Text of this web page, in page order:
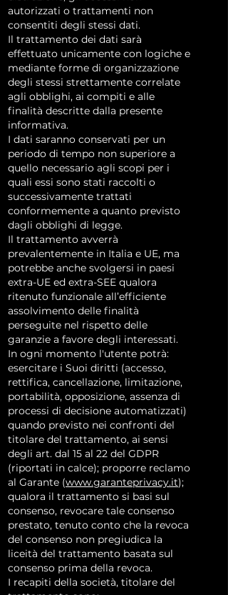
autorizzati o trattamenti non
consentiti degli stessi dati.
Il trattamento dei dati sarà
effettuato unicamente con logiche e
mediante forme di organizzazione
degli stessi strettamente correlate
agli obblighi, ai compiti e alle
finalità descritte dalla presente
informativa.
I dati saranno conservati per un
periodo di tempo non superiore a
quello necessario agli scopi per i
quali essi sono stati raccolti o
successivamente trattati
conformemente a quanto previsto
dagli obblighi di legge.
Il trattamento avverrà
prevalentemente in Italia e UE, ma
potrebbe anche svolgersi in paesi
extra-UE ed extra-SEE qualora
ritenuto funzionale all’efficiente
assolvimento delle finalità
perseguite nel rispetto delle
garanzie a favore degli interessati.
In ogni momento l'utente potrà:
esercitare i Suoi diritti (accesso,
rettifica, cancellazione, limitazione,
portabilità, opposizione, assenza di
processi di decisione automatizzati)
quando previsto nei confronti del
titolare del trattamento, ai sensi
degli art. dal 15 al 22 del GDPR
(riportati in calce); proporre reclamo
al Garante (www.garanteprivacy.it);
qualora il trattamento si basi sul
consenso, revocare tale consenso
prestato, tenuto conto che la revoca
del consenso non pregiudica la
liceità del trattamento basata sul
consenso prima della revoca.
I recapiti della società, titolare del